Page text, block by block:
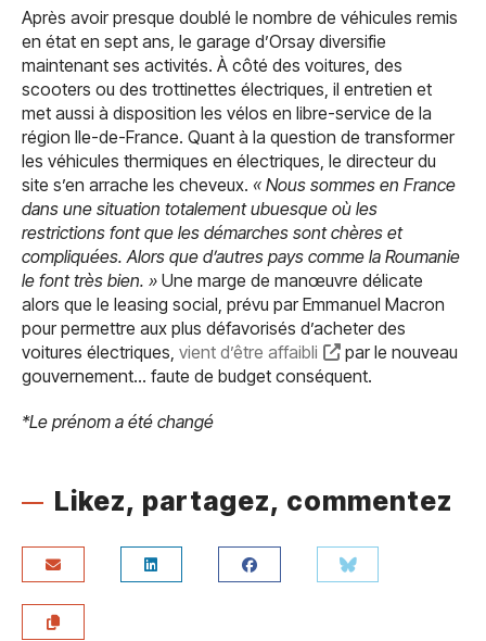
Après avoir presque doublé le nombre de véhicules remis
en état en sept ans, le garage d’Orsay diversifie
maintenant ses activités. À côté des voitures, des
scooters ou des trottinettes électriques, il entretien et
met aussi à disposition les vélos en libre-service de la
région Ile-de-France. Quant à la question de transformer
les véhicules thermiques en électriques, le directeur du
site s’en arrache les cheveux. « Nous sommes en France
dans une situation totalement ubuesque où les
restrictions font que les démarches sont chères et
compliquées. Alors que d’autres pays comme la Roumanie
le font très bien. » Une marge de manœuvre délicate
alors que le leasing social, prévu par Emmanuel Macron
pour permettre aux plus défavorisés d’acheter des
voitures électriques, vient d’être affaibli
par le nouveau
gouvernement… faute de budget conséquent.
*Le prénom a été changé
Likez, partagez, commentez